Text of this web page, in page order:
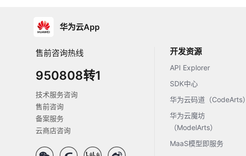
华为云App
售前咨询热线
950808转1
技术服务咨询
售前咨询
备案服务
云商店咨询
开发资源
API Explorer
SDK中心
华为云码道（CodeArts）
华为云魔坊
（ModelArts）
MaaS模型即服务